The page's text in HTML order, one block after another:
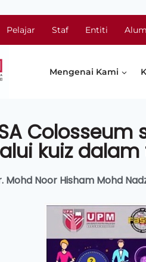
Pelajar Staf Entiti
Mengenai Kami
kuiz
Mohd Noor Hisham Mohd